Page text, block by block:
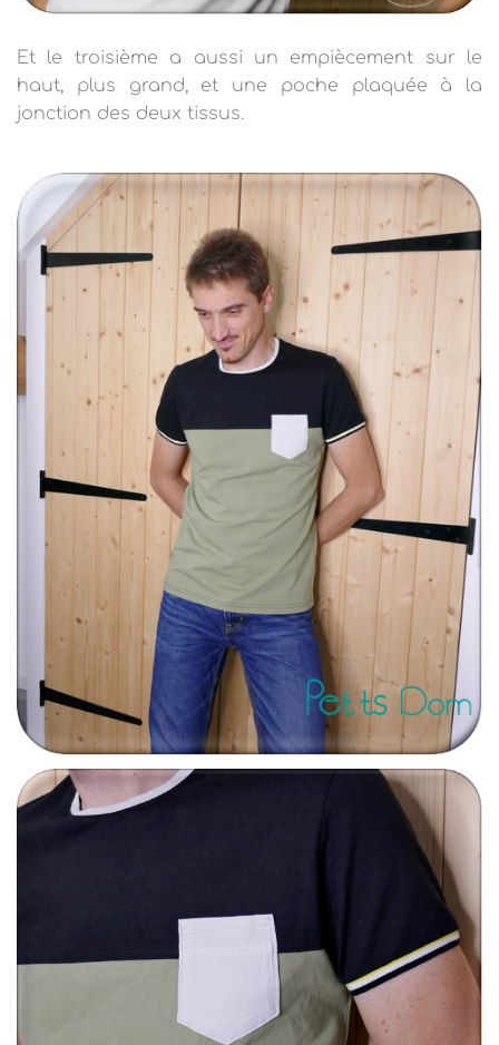
Et le troisième a aussi un empiècement sur le
haut, plus grand, et une poche plaquée à la
jonction des deux tissus.